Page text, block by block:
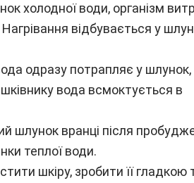
холодної води, організм
відбувається у
одразу потрапляє у шлунок,
вода всмоктується в
шлунок вранці після
теплої води.
шкіру, зробити її гладкою